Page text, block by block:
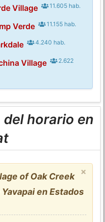
Village 11.605 hab.
Verde 11.155 hab.
4.240 hab.
Village
2.622
horario en
×
of Oak Creek
en Estados